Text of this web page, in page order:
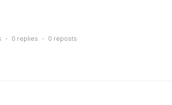
0 replies 0 reposts